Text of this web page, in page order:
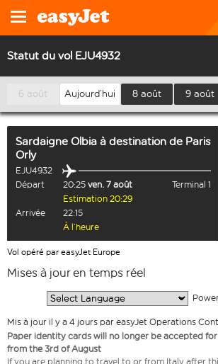
Statut du vol EJU4932
6 août Aujourd’hui 8 août 9 août
Sardaigne Olbia à destination de Paris
Orly
EJU4932
Départ
20:25 ven. 7 août
Terminal 1
Estimation 20:29
Arrivée
22:15
À l’heure
Vol opéré par easyJet Europe
Mises à jour en temps réel
Mis à jour il y a 4 jours par easyJet Operations
Paper identity cards will no longer be accepted
from the 3rd of August
If you are planning to travel to or from Italy after